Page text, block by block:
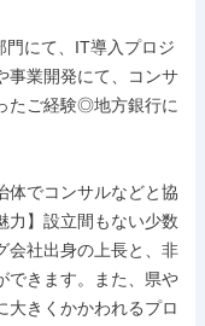
門にて、IT導入プロジ
事業開発にて、コンサ
たご経験◎地方銀行に
体でコンサルなどと協
力】設立間もない少数
会社出身の上長と、非
できます。また、県や
大きくかかわれるプロ